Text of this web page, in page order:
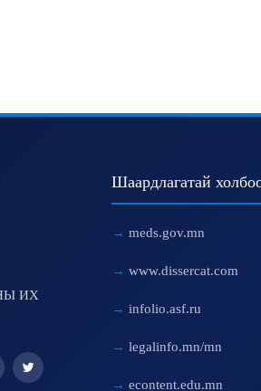
ИХ
Шаардлагатай
meds.gov.mn
www.dissercat.com
infolio.asf.ru
legalinfo.mn/mn
econtent.edu.mn